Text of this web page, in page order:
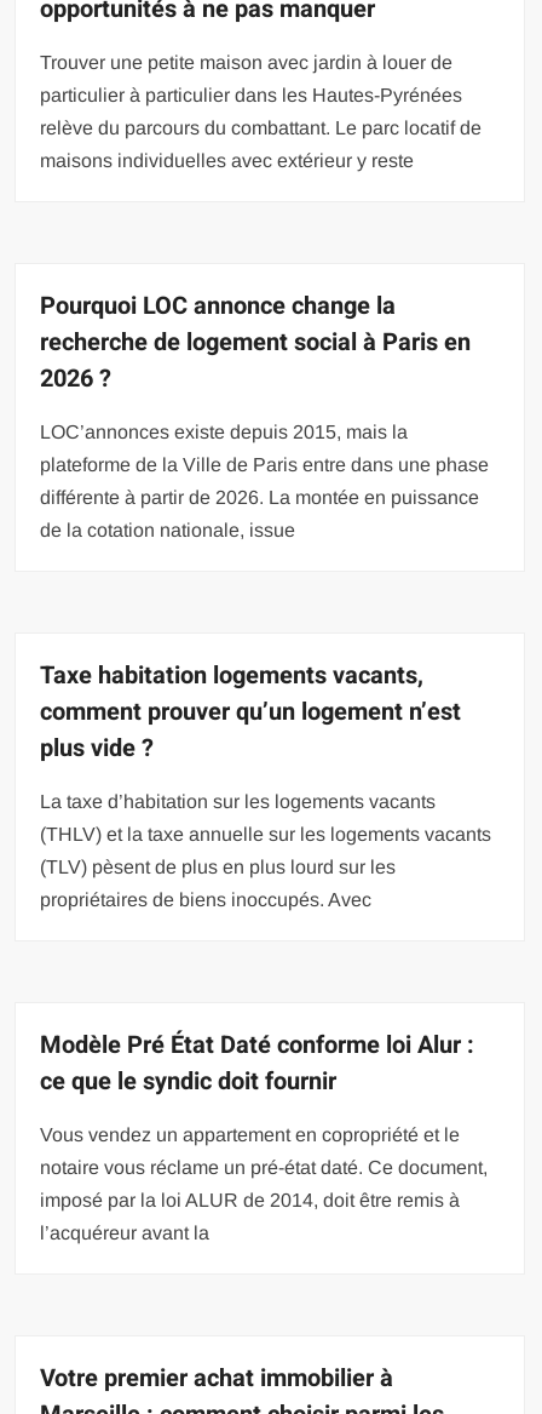
opportunités à ne pas manquer
Trouver une petite maison avec jardin à louer de
particulier à particulier dans les Hautes-Pyrénées
relève du parcours du combattant. Le parc locatif de
maisons individuelles avec extérieur y reste
Pourquoi LOC annonce change la
recherche de logement social à Paris en
2026 ?
LOC’annonces existe depuis 2015, mais la
plateforme de la Ville de Paris entre dans une phase
différente à partir de 2026. La montée en puissance
de la cotation nationale, issue
Taxe habitation logements vacants,
comment prouver qu’un logement n’est
plus vide ?
La taxe d’habitation sur les logements vacants
(THLV) et la taxe annuelle sur les logements vacants
(TLV) pèsent de plus en plus lourd sur les
propriétaires de biens inoccupés. Avec
Modèle Pré État Daté conforme loi Alur :
ce que le syndic doit fournir
Vous vendez un appartement en copropriété et le
notaire vous réclame un pré-état daté. Ce document,
imposé par la loi ALUR de 2014, doit être remis à
l’acquéreur avant la
Votre premier achat immobilier à